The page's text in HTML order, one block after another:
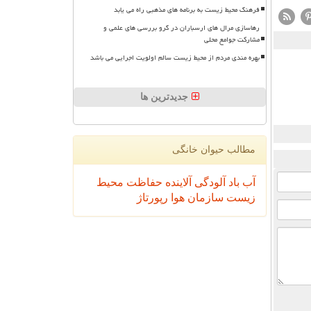
فرهنگ محیط زیست به برنامه های مذهبی راه می یابد
رهاسازی مرال های ارسباران در گرو بررسی های علمی و
مشارکت جوامع محلی
بهره مندی مردم از محیط زیست سالم اولویت اجرایی می باشد
جدیدترین ها
مطالب حیوان خانگی
آب باد آلودگی آلاینده حفاظت محیط
زیست سازمان هوا رپورتاژ